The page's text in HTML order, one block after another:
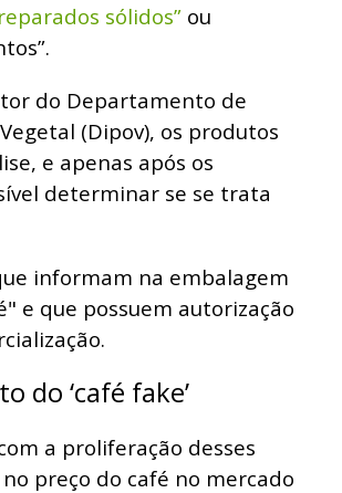
sólidos” ou
do Departamento de
(Dipov), os produtos
e apenas após os
determinar se se trata
informam na embalagem
e que possuem autorização
do ‘café fake’
a proliferação desses
preço do café no mercado